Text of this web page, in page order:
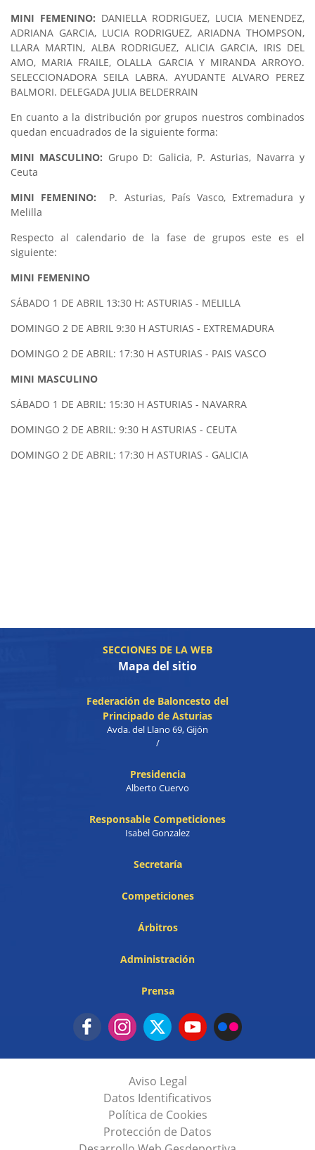
MINI FEMENINO: DANIELLA RODRIGUEZ, LUCIA MENENDEZ,
ADRIANA GARCIA, LUCIA RODRIGUEZ, ARIADNA THOMPSON,
LLARA MARTIN, ALBA RODRIGUEZ, ALICIA GARCIA, IRIS DEL
AMO, MARIA FRAILE, OLALLA GARCIA Y MIRANDA ARROYO.
SELECCIONADORA SEILA LABRA. AYUDANTE ALVARO PEREZ
BALMORI. DELEGADA JULIA BELDERRAIN
En cuanto a la distribución por grupos nuestros combinados
quedan encuadrados de la siguiente forma:
MINI MASCULINO: Grupo D: Galicia, P. Asturias, Navarra y
Ceuta
MINI FEMENINO: P. Asturias, País Vasco, Extremadura y
Melilla
Respecto al calendario de la fase de grupos este es el
siguiente:
MINI FEMENINO
SÁBADO 1 DE ABRIL 13:30 H: ASTURIAS - MELILLA
DOMINGO 2 DE ABRIL 9:30 H ASTURIAS - EXTREMADURA
DOMINGO 2 DE ABRIL: 17:30 H ASTURIAS - PAIS VASCO
MINI MASCULINO
SÁBADO 1 DE ABRIL: 15:30 H ASTURIAS - NAVARRA
DOMINGO 2 DE ABRIL: 9:30 H ASTURIAS - CEUTA
DOMINGO 2 DE ABRIL: 17:30 H ASTURIAS - GALICIA
SECCIONES DE LA WEB
Mapa del sitio
Federación de Baloncesto del
Principado de Asturias
Avda. del Llano 69, Gijón
/
Presidencia
Alberto Cuervo
Responsable Competiciones
Isabel Gonzalez
Secretaría
Competiciones
Árbitros
Administración
Prensa
Aviso Legal
Datos Identificativos
Política de Cookies
Protección de Datos